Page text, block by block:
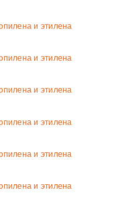
и этилена
и этилена
и этилена
и этилена
и этилена
и этилена